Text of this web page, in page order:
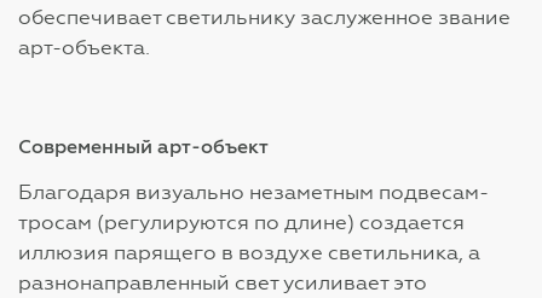
обеспечивает светильнику заслуженное звание
арт-объекта.
Современный арт-объект
Благодаря визуально незаметным подвесам-
тросам (регулируются по длине) создается
иллюзия парящего в воздухе светильника, а
разнонаправленный свет усиливает это